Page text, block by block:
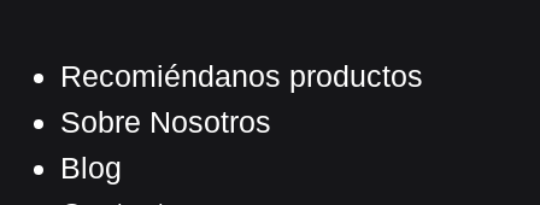
Recomiéndanos productos
Sobre Nosotros
Blog